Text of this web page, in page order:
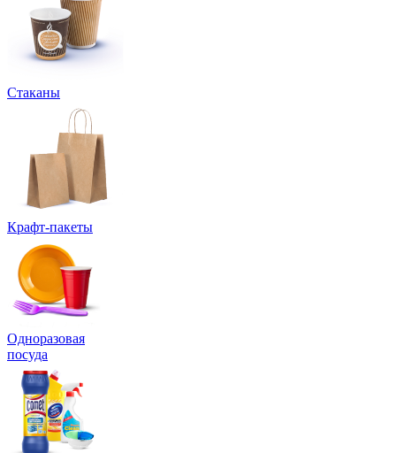
Стаканы
Крафт-пакеты
Одноразовая
посуда